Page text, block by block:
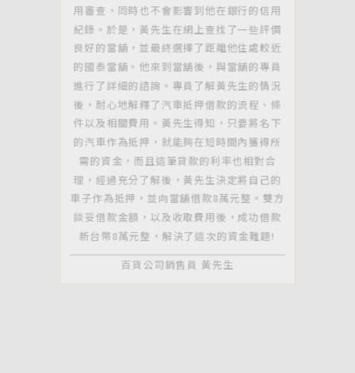
用審查，同時也不會影響到他在銀行的信用
紀錄。於是，黃先生在網上查找了一些評價
良好的當舖，並最終選擇了距離他住處較近
的國泰當舖。他來到當舖後，與當舖的專員
進行了詳細的諮詢。專員了解黃先生的情況
後，耐心地解釋了汽車抵押借款的流程、條
件以及相關費用。黃先生得知，只要將名下
的汽車作為抵押，就能夠在短時間內獲得所
需的資金，而且這筆貸款的利率也相對合
理，經過充分了解後，黃先生決定將自己的
車子作為抵押，並向當舖借款8萬元整。雙方